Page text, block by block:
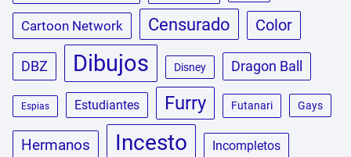
Cartoon Network Censurado Color
DBZ Dibujos Disney Dragon Ball
Espias Estudiantes Furry Futanari Gays
Hermanos Incesto Incompletos